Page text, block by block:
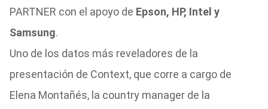
PARTNER con el apoyo de Epson, HP, Intel y
Samsung.
Uno de los datos más reveladores de la
presentación de Context, que corre a cargo de
Elena Montañés, la country manager de la